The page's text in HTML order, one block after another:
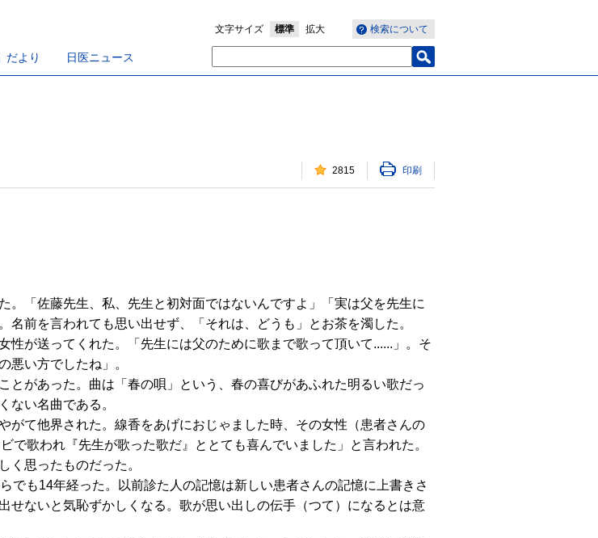
だより 日医ニュース
検索について
文字サイズ 標準 拡大
2815 印刷
「佐藤先生、私、先生と初対面ではないんですよ」「実は父を先生に
前を言われても思い出せず、「それは、どうも」とお茶を濁した。
が送ってくれた。「先生には父のために歌まで歌って頂いて......」。そ
悪い方でしたね」。
があった。曲は「春の唄」という、春の喜びがあふれた明るい歌だっ
ない名曲である。
て他界された。線香をあげにおじゃました時、その女性（患者さんの
で歌われ『先生が歌った歌だ』ととても喜んでいました」と言われた。
く思ったものだった。
も14年経った。以前診た人の記憶は新しい患者さんの記憶に上書きさ
せないと気恥ずかしくなる。歌が思い出しの伝手（つて）になるとは意